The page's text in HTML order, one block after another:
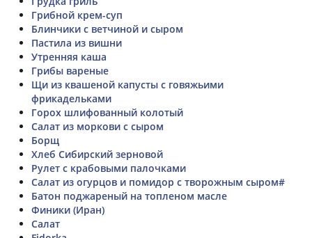
Грибной крем-суп
Блинчики с ветчиной и сыром
Пастила из вишни
Утренняя каша
Грибы вареные
Щи из квашеной капусты с говяжьими
фрикадельками
Горох шлифованный колотый
Салат из моркови с сыром
Борщ
Хлеб Сибирский зерновой
Рулет с крабовыми палочками
Салат из огурцов и помидор с творожным сыром#
Батон поджареный на топленом масле
Финики (Иран)
Салат